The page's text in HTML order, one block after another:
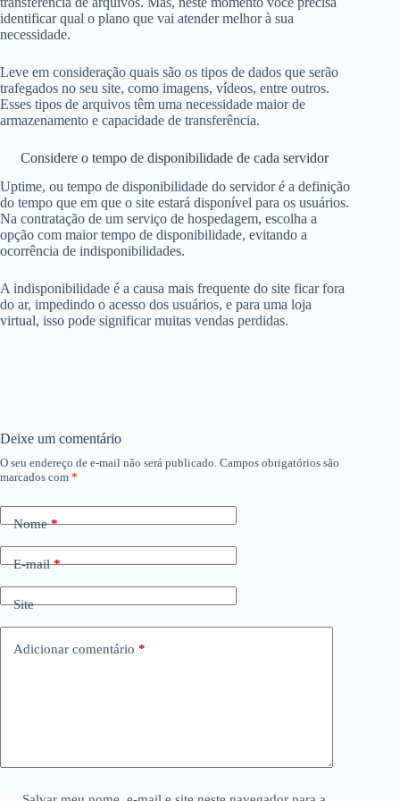
identificar qual o plano que vai atender melhor à sua
necessidade.
Leve em consideração quais são os tipos de dados que serão
trafegados no seu site, como imagens, vídeos, entre outros.
Esses tipos de arquivos têm uma necessidade maior de
armazenamento e capacidade de transferência.
Considere o tempo de disponibilidade de cada servidor
Uptime, ou tempo de disponibilidade do servidor é a definição
do tempo que em que o site estará disponível para os usuários.
Na contratação de um serviço de hospedagem, escolha a
opção com maior tempo de disponibilidade, evitando a
ocorrência de indisponibilidades.
A indisponibilidade é a causa mais frequente do site ficar fora
do ar, impedindo o acesso dos usuários, e para uma loja
virtual, isso pode significar muitas vendas perdidas.
Deixe um comentário
O seu endereço de e-mail não será publicado. Campos obrigatórios são
marcados com *
Nome*
E-mail*
Site
Adicionar comentário *